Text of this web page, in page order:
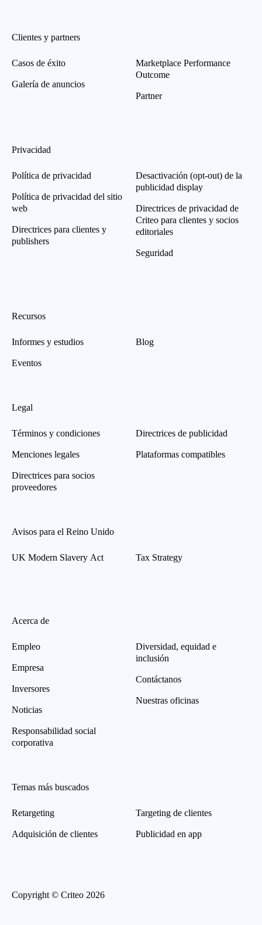
Clientes y partners
Casos de éxito
Galería de anuncios
Marketplace Performance
Outcome
Partner
Privacidad
Política de privacidad
Política de privacidad del sitio
web
Directrices para clientes y
publishers
Desactivación (opt-out) de la
publicidad display
Directrices de privacidad de
Criteo para clientes y socios
editoriales
Seguridad
Recursos
Informes y estudios
Eventos
Blog
Legal
Términos y condiciones
Menciones legales
Directrices para socios
proveedores
Directrices de publicidad
Plataformas compatibles
Avisos para el Reino Unido
UK Modern Slavery Act Tax Strategy
Acerca de
Empleo
Empresa
Inversores
Noticias
Responsabilidad social
corporativa
Diversidad, equidad e
inclusión
Contáctanos
Nuestras oficinas
Temas más buscados
Retargeting
Adquisición de clientes
Targeting de clientes
Publicidad en app
Copyright © Criteo 2026